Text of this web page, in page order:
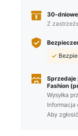
30-
Z
Sprzedaje
Fashion
Wysyłka
Aby